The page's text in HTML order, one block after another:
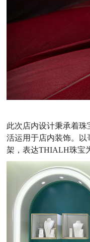
此次店内设计秉承着珠
活运用于店内装饰。
架，表达THIALH珠宝